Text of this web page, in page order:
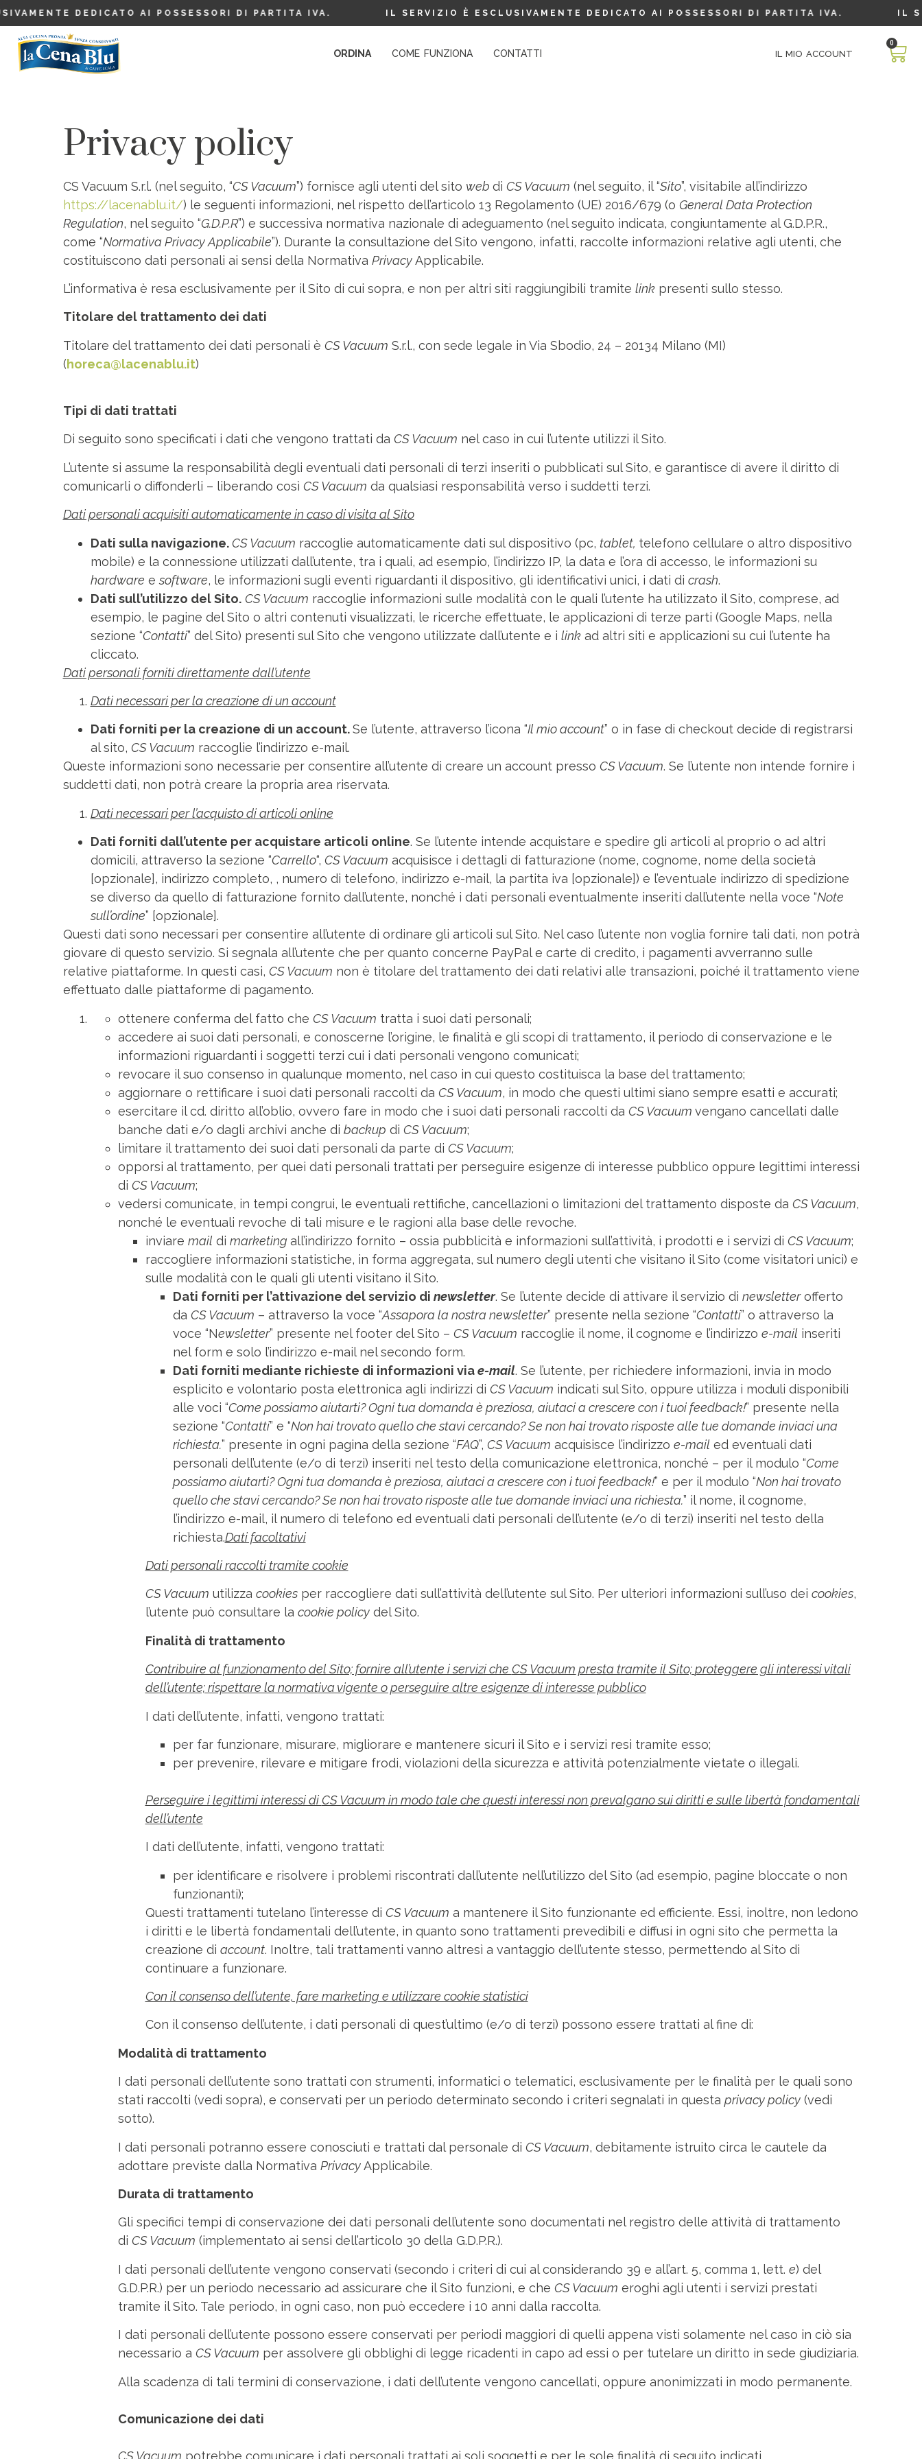
DEDICATO AI POSSESSORI DI PARTITA IVA. IL SERVIZIO È ESCLUSIVAMENTE DEDICATO AI POSSESSORI DI PARTITA IVA. IL
ORDINA COME FUNZIONA CONTATTI IL MIO ACCOUNT
0
Privacy policy
CS Vacuum S.r.l. (nel seguito, “CS Vacuum”) fornisce agli utenti del sito web di CS Vacuum (nel seguito, il “Sito”, visitabile all’indirizzo
https://lacenablu.it/) le seguenti informazioni, nel rispetto dell’articolo 13 Regolamento (UE) 2016/679 (o General Data Protection
Regulation, nel seguito “G.D.P.R”) e successiva normativa nazionale di adeguamento (nel seguito indicata, congiuntamente al G.D.P.R.,
come “Normativa Privacy Applicabile”). Durante la consultazione del Sito vengono, infatti, raccolte informazioni relative agli utenti, che
costituiscono dati personali ai sensi della Normativa PrivacyApplicabile.
L’informativa è resa esclusivamente per il Sito di cui sopra, e non per altri siti raggiungibili tramite linkpresenti sullo stesso.
Titolare del trattamento dei dati
Titolare del trattamento dei dati personali è CS Vacuum S.r.l., con sede legale in Via Sbodio, 24 – 20134 Milano (MI)
(horeca@lacenablu.it)
Tipi di dati trattati
Di seguito sono specificati i dati che vengono trattati da CS Vacuum nel caso in cui l’utente utilizzi il Sito.
L’utente si assume la responsabilità degli eventuali dati personali di terzi inseriti o pubblicati sul Sito, e garantisce di avere il diritto di
comunicarli o diffonderli – liberando così CS Vacuum da qualsiasi responsabilità verso i suddetti terzi.
Dati personali acquisiti automaticamente in caso di visita al Sito
Dati sulla navigazione.CS Vacuum raccoglie automaticamente dati sul dispositivo (pc, tablet, telefono cellulare o altro dispositivo
mobile) e la connessione utilizzati dall’utente, tra i quali, ad esempio, l’indirizzo IP, la data e l’ora di accesso, le informazioni su
hardware esoftware, le informazioni sugli eventi riguardanti il dispositivo, gli identificativi unici, i dati di crash.
Dati sull’utilizzo del Sito. CS Vacuum raccoglie informazioni sulle modalità con le quali l’utente ha utilizzato il Sito, comprese, ad
esempio, le pagine del Sito o altri contenuti visualizzati, le ricerche effettuate, le applicazioni di terze parti (Google Maps, nella
sezione “Contatti” del Sito) presenti sul Sito che vengono utilizzate dall’utente e i linkad altri siti e applicazioni su cui l’utente ha
cliccato.
Dati personali forniti direttamente dall’utente
Dati necessari per la creazione di un account
Dati forniti per la creazione di un account.Se l’utente, attraverso l’icona “Il mio account” o in fase di checkout decide di registrarsi
al sito, CS Vacuum raccoglie l’indirizzo e-mail.
Queste informazioni sono necessarie per consentire all’utente di creare un account presso CS Vacuum. Se l’utente non intende fornire i
suddetti dati, non potrà creare la propria area riservata.
Dati necessari per l’acquisto di articoli online
Dati forniti dall’utente per acquistare articoli online. Se l’utente intende acquistare e spedire gli articoli al proprio o ad altri
domicili, attraverso la sezione “Carrello“, CS Vacuum acquisisce i dettagli di fatturazione (nome, cognome, nome della società
[opzionale], indirizzo completo, , numero di telefono, indirizzo e-mail, la partita iva [opzionale]) e l’eventuale indirizzo di spedizione
se diverso da quello di fatturazione fornito dall’utente, nonché i dati personali eventualmente inseriti dall’utente nella voce “Note
sull’ordine” [opzionale].
Questi dati sono necessari per consentire all’utente di ordinare gli articoli sul Sito. Nel caso l’utente non voglia fornire tali dati, non potrà
giovare di questo servizio. Si segnala all’utente che per quanto concerne PayPal e carte di credito, i pagamenti avverranno sulle
relative piattaforme. In questi casi, CS Vacuum non è titolare del trattamento dei dati relativi alle transazioni, poiché il trattamento viene
effettuato dalle piattaforme di pagamento.
ottenere conferma del fatto che CS Vacuum tratta i suoi dati personali;
accedere ai suoi dati personali, e conoscerne l’origine, le finalità e gli scopi di trattamento, il periodo di conservazione e le
informazioni riguardanti i soggetti terzi cui i dati personali vengono comunicati;
revocare il suo consenso in qualunque momento, nel caso in cui questo costituisca la base del trattamento;
aggiornare o rettificare i suoi dati personali raccolti da CS Vacuum, in modo che questi ultimi siano sempre esatti e accurati;
esercitare il cd. diritto all’oblio, ovvero fare in modo che i suoi dati personali raccolti da CS Vacuum vengano cancellati dalle
banche dati e/o dagli archivi anche di backup di CS Vacuum;
limitare il trattamento dei suoi dati personali da parte di CS Vacuum;
opporsi al trattamento, per quei dati personali trattati per perseguire esigenze di interesse pubblico oppure legittimi interessi
di CS Vacuum;
vedersi comunicate, in tempi congrui, le eventuali rettifiche, cancellazioni o limitazioni del trattamento disposte da CS Vacuum,
nonché le eventuali revoche di tali misure e le ragioni alla base delle revoche.
inviare mail di marketing all’indirizzo fornito – ossia pubblicità e informazioni sull’attività, i prodotti e i servizi di CS Vacuum;
raccogliere informazioni statistiche, in forma aggregata, sul numero degli utenti che visitano il Sito (come visitatori unici) e
sulle modalità con le quali gli utenti visitano il Sito.
Dati forniti per l’attivazione del servizio di newsletter. Se l’utente decide di attivare il servizio di newsletterofferto
da CS Vacuum – attraverso la voce “Assapora la nostra newsletter” presente nella sezione “Contatti” o attraverso la
voce “Newsletter” presente nel footer del Sito – CS Vacuum raccoglie il nome, il cognome e l’indirizzo e-mail inseriti
nel form e solo l’indirizzo e-mail nel secondo form.
Dati forniti mediante richieste di informazioni viae-mail. Se l’utente, per richiedere informazioni, invia in modo
esplicito e volontario posta elettronica agli indirizzi di CS Vacuum indicati sul Sito, oppure utilizza i moduli disponibili
alle voci “Come possiamo aiutarti? Ogni tua domanda è preziosa, aiutaci a crescere con i tuoi feedback!” presente nella
sezione “Contatti” e “Non hai trovato quello che stavi cercando? Se non hai trovato risposte alle tue domande inviaci una
richiesta.” presente in ogni pagina della sezione “FAQ”, CS Vacuum acquisisce l’indirizzo e-mail ed eventuali dati
personali dell’utente (e/o di terzi) inseriti nel testo della comunicazione elettronica, nonché – per il modulo “Come
possiamo aiutarti? Ogni tua domanda è preziosa, aiutaci a crescere con i tuoi feedback!” e per il modulo “Non hai trovato
quello che stavi cercando? Se non hai trovato risposte alle tue domande inviaci una richiesta.” il nome, il cognome,
l’indirizzo e-mail, il numero di telefono ed eventuali dati personali dell’utente (e/o di terzi) inseriti nel testo della
richiesta.Dati facoltativi
Dati personali raccolti tramite cookie
CS Vacuum utilizza cookiesper raccogliere dati sull’attività dell’utente sul Sito. Per ulteriori informazioni sull’uso dei cookies,
l’utente può consultare la cookie policydel Sito.
Finalità di trattamento
Contribuire al funzionamento del Sito; fornire all’utente i servizi che CS Vacuum presta tramite il Sito;proteggere gli interessi vitali
dell’utente; rispettare la normativa vigente o perseguire altre esigenze di interesse pubblico
I dati dell’utente, infatti, vengono trattati:
per far funzionare, misurare, migliorare e mantenere sicuri il Sito e i servizi resi tramite esso;
per prevenire, rilevare e mitigare frodi, violazioni della sicurezza e attività potenzialmente vietate o illegali.
Perseguire i legittimi interessi diCS Vacuum in modo tale che questi interessi non prevalgano sui diritti e sulle libertà fondamentali
dell’utente
I dati dell’utente, infatti, vengono trattati:
per identificare e risolvere i problemi riscontrati dall’utente nell’utilizzo del Sito (ad esempio, pagine bloccate o non
funzionanti);
Questi trattamenti tutelano l’interesse di CS Vacuum a mantenere il Sito funzionante ed efficiente. Essi, inoltre, non ledono
i diritti e le libertà fondamentali dell’utente, in quanto sono trattamenti prevedibili e diffusi in ogni sito che permetta la
creazione di account. Inoltre, tali trattamenti vanno altresì a vantaggio dell’utente stesso, permettendo al Sito di
continuare a funzionare.
Con il consenso dell’utente, fare marketing e utilizzare cookie statistici
Con il consenso dell’utente, i dati personali di quest’ultimo (e/o di terzi) possono essere trattati al fine di:
Modalità di trattamento
I dati personali dell’utente sono trattati con strumenti, informatici o telematici, esclusivamente per le finalità per le quali sono
stati raccolti (vedi sopra), e conservati per un periodo determinato secondo i criteri segnalati in questa privacy policy(vedi
sotto).
I dati personali potranno essere conosciuti e trattati dal personale di CS Vacuum, debitamente istruito circa le cautele da
adottare previste dalla Normativa PrivacyApplicabile.
Durata di trattamento
Gli specifici tempi di conservazione dei dati personali dell’utente sono documentati nel registro delle attività di trattamento
di CS Vacuum (implementato ai sensi dell’articolo 30 della G.D.P.R.).
I dati personali dell’utente vengono conservati (secondo i criteri di cui al considerando 39 e all’art. 5, comma 1, lett. e) del
G.D.P.R.) per un periodo necessario ad assicurare che il Sito funzioni, e che CS Vacuum eroghi agli utenti i servizi prestati
tramite il Sito. Tale periodo, in ogni caso, non può eccedere i 10 anni dalla raccolta.
I dati personali dell’utente possono essere conservati per periodi maggiori di quelli appena visti solamente nel caso in ciò sia
necessario a CS Vacuum per assolvere gli obblighi di legge ricadenti in capo ad essi o per tutelare un diritto in sede giudiziaria.
Alla scadenza di tali termini di conservazione, i dati dell’utente vengono cancellati, oppure anonimizzati in modo permanente.
Comunicazione dei dati
CS Vacuum potrebbe comunicare i dati personali trattati ai soli soggetti e per le sole finalità di seguito indicati.